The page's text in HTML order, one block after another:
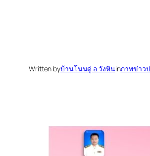
Written byบ้านโนนดู่ อ.วังหินinภาพข่าว